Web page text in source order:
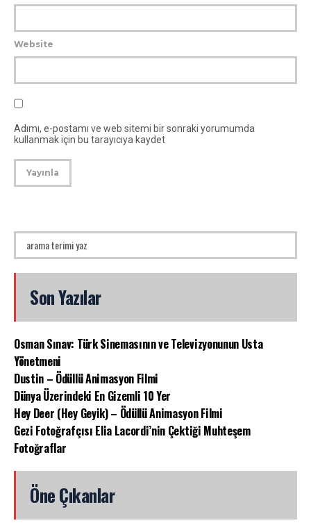
Website
Adımı, e-postamı ve web sitemi bir sonraki yorumumda
kullanmak için bu tarayıcıya kaydet
Son Yazılar
Osman Sınav: Türk Sinemasının ve Televizyonunun Usta
Yönetmeni
Dustin – Ödüllü Animasyon Filmi
Dünya Üzerindeki En Gizemli 10 Yer
Hey Deer (Hey Geyik) – Ödüllü Animasyon Filmi
Gezi Fotoğrafçısı Elia Lacordi’nin Çektiği Muhteşem
Fotoğraflar
Öne Çıkanlar